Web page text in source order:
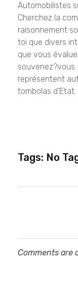
Automobilistes
Cherchez la
raisonnement
toi que divers
que vous
souvenez?vous :
représentent
tombolas d’Etat.
Tags: No
Comments are